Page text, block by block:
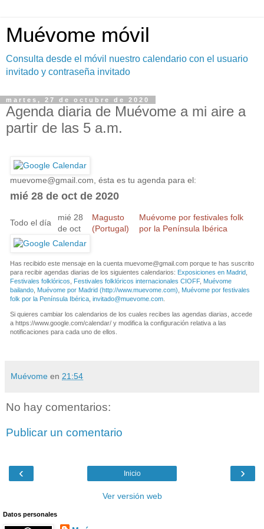
Muévome móvil
Consulta desde el móvil nuestro calendario con el usuario
invitado y contraseña invitado
martes, 27 de octubre de 2020
Agenda diaria de Muévome a mi aire a
partir de las 5 a.m.
muevome@gmail.com , ésta es tu agenda para el:
mié 28 de oct de 2020
Todo el día
mié 28
de oct
Magusto
(Portugal)
Muévome por festivales folk
por la Península Ibérica
Has recibido este mensaje en la cuenta muevome@gmail.com porque te has suscrito
para recibir agendas diarias de los siguientes calendarios: Exposiciones en Madrid
Festivales folklóricos
Festivales folklóricos internacionales CIOFF, Muévome
bailando Muévome por Madrid (http://www.muevome.com)
Muévome por festivales
folk por la Península Ibérica invitado@muevome.com
Si quieres cambiar los calendarios de los cuales recibes las agendas diarias, accede
a https://www.google.com/calendar/ y modifica la configuración relativa a las
notificaciones para cada uno de ellos.
Muévome en 21:54
No hay comentarios:
Publicar un comentario
‹ ›
Inicio
Ver versión web
Datos personales